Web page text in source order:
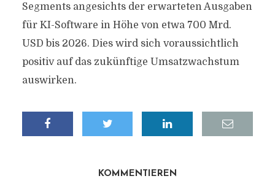
Segments angesichts der erwarteten Ausgaben
für KI-Software in Höhe von etwa 700 Mrd.
USD bis 2026. Dies wird sich voraussichtlich
positiv auf das zukünftige Umsatzwachstum
auswirken.
KOMMENTIEREN